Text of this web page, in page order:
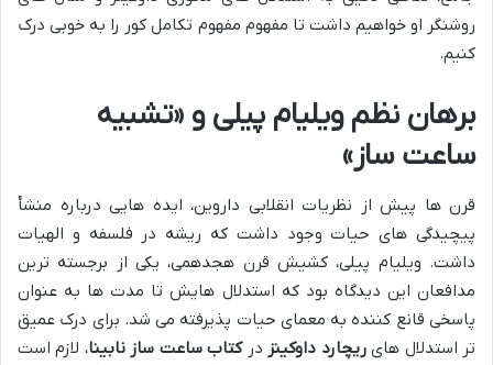
روشنگر او خواهیم داشت تا مفهوم مفهوم تکامل کور را به خوبی درک
کنیم.
برهان نظم ویلیام پیلی و «تشبیه
ساعت ساز»
قرن ها پیش از نظریات انقلابی داروین، ایده هایی درباره منشأ
پیچیدگی های حیات وجود داشت که ریشه در فلسفه و الهیات
داشت. ویلیام پیلی، کشیش قرن هجدهمی، یکی از برجسته ترین
مدافعان این دیدگاه بود که استدلال هایش تا مدت ها به عنوان
پاسخی قانع کننده به معمای حیات پذیرفته می شد. برای درک عمیق
تر استدلال هایریچارد داوکینز درکتاب ساعت ساز نابینا، لازم است